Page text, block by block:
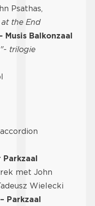
Psathas,
at the End
Musis Balkonzaal
trilogie
Parkzaal
met John
Wielecki
Parkzaal